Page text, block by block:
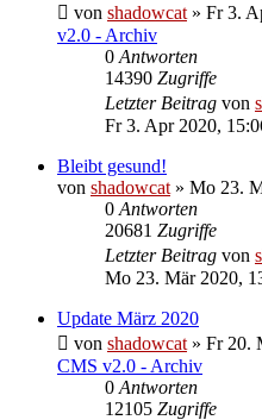
von shadowcat » Fr 3.
v2.0 - Archiv
0 Antworten
14390 Zugriffe
Letzter Beitrag von
Fr 3. Apr 2020,
Bleibt gesund!
von shadowcat » Mo 23.
0 Antworten
20681 Zugriffe
Letzter Beitrag von
Mo 23. Mär 2020,
Update März 2020
von shadowcat » Fr 20.
CMS v2.0 - Archiv
0 Antworten
12105 Zugriffe